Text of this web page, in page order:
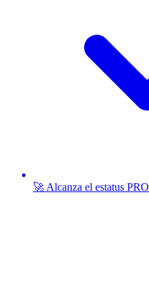
🚀 Alcanza el estatus PRO